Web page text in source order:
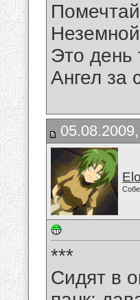
Это день
Ангел за
***
Сидят в